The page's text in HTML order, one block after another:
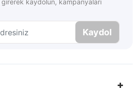
kaydolun, kampanyaları
Kaydol